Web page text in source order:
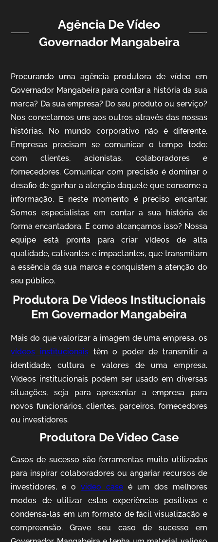
Vídeo Institucional
IQVIA
Cobertura de Eventos
Mosaic
Vídeo Case
AgriBrasil
Agência De Vídeo
Governador Mangabeira
Procurando uma agência produtora de vídeo em
Governador Mangabeira para contar a história da sua
marca? Da sua empresa? Do seu produto ou serviço?
Nos conectamos uns aos outros através das nossas
histórias. No mundo corporativo não é diferente.
Empresas precisam se comunicar o tempo todo:
com clientes, acionistas, colaboradores e
fornecedores. Comunicar com precisão é dominar o
desafio de ganhar a atenção daquele que consome a
informação. E neste momento é preciso encantar.
Somos especialistas em contar a sua história de
forma encantadora. E como alcançamos isso? Nossa
equipe está pronta para criar vídeos de alta
qualidade, cativantes e impactantes, que transmitam
a essência da sua marca e conquistem a atenção do
seu público.
Produtora De Videos Institucionais
Em Governador Mangabeira
Mais do que valorizar a imagem de uma empresa, os
vídeos institucionais têm o poder de transmitir a
identidade, cultura e valores de uma empresa.
Vídeos institucionais podem ser usado em diversas
situações, seja para apresentar a empresa para
novos funcionários, clientes, parceiros, fornecedores
ou investidores.
Produtora De Video Case
Casos de sucesso são ferramentas muito utilizadas
para inspirar colaboradores ou angariar recursos de
investidores, e ovideo case é um dos melhores
modos de utilizar estas experiências positivas e
condensa-las em um formato de fácil visualização e
compreensão. Grave seu caso de sucesso em